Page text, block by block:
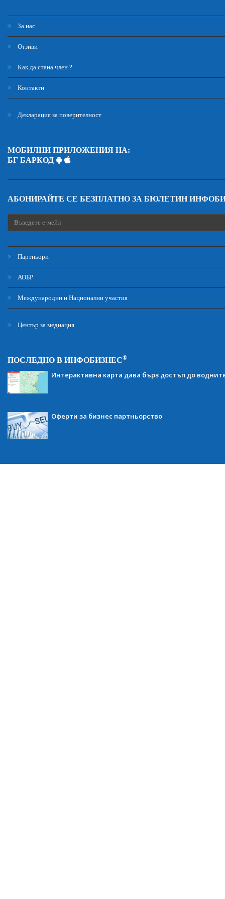
За нас
Отзиви
Как да стана член ?
Контакти
Декларация за поверителност
МОБИЛНИ ПРИЛОЖЕНИЯ НА:
БГ БАРКОД
АБОНИРАЙТЕ СЕ БЕЗПЛАТНО ЗА БЮЛЕТИН
Партньори
АОБР
Международни и Национални участия
Център за медиация
ПОСЛЕДНО В ИНФОБИЗНЕС®
Интерактивна карта дава бърз достъп до
Оферти за бизнес партньорство